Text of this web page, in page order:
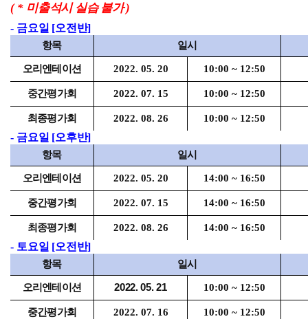
( * 미출석시 실습 불가)
- 금요일 [오전반]
항목 일시
오리엔테이션 2022. 05. 20 10:00 ~ 12:50
중간평가회 2022. 07. 15 10:00 ~ 12:50
최종평가회 2022. 08. 26 10:00 ~ 12:50
- 금요일 [오후반]
항목 일시
오리엔테이션 2022. 05. 20 14:00 ~ 16:50
중간평가회 2022. 07. 15 14:00 ~ 16:50
최종평가회 2022. 08. 26 14:00 ~ 16:50
- 토요일 [오전반]
항목 일시
오리엔테이션 2022. 05. 21 10:00 ~ 12:50
중간평가회 2022. 07. 16 10:00 ~ 12:50